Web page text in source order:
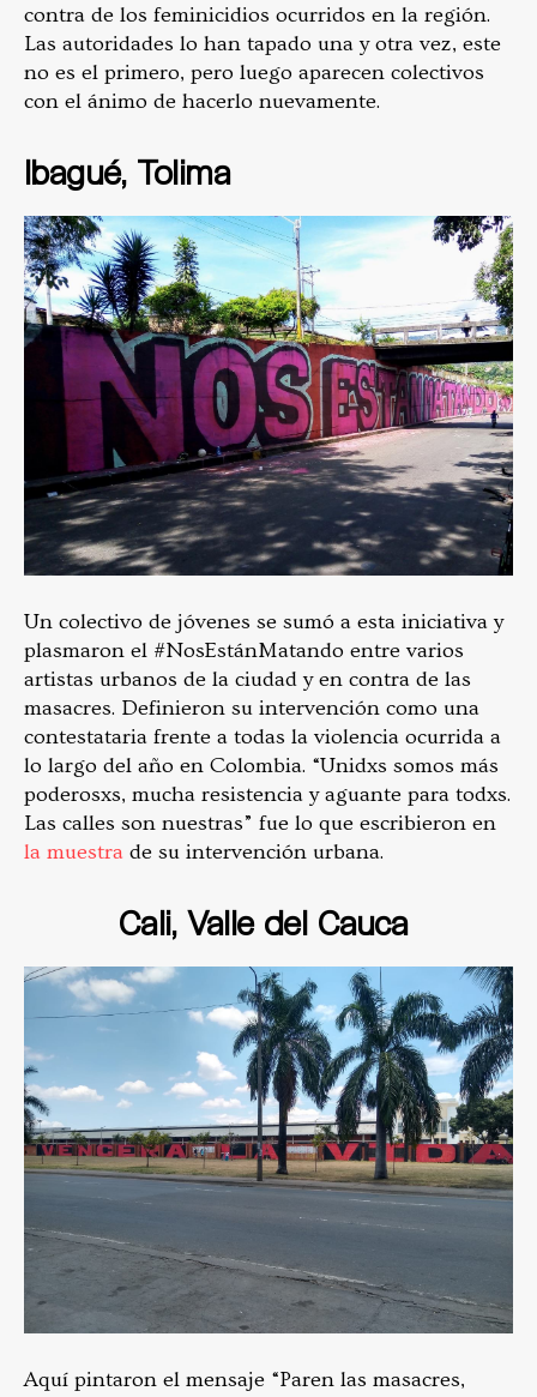
contra de los feminicidios ocurridos en la región.
Las autoridades lo han tapado una y otra vez, este
no es el primero, pero luego aparecen colectivos
con el ánimo de hacerlo nuevamente.
Ibagué, Tolima
Un colectivo de jóvenes se sumó a esta iniciativa y
plasmaron el #NosEstánMatando entre varios
artistas urbanos de la ciudad y en contra de las
masacres. Definieron su intervención como una
contestataria frente a todas la violencia ocurrida a
lo largo del año en Colombia. “Unidxs somos más
poderosxs, mucha resistencia y aguante para todxs.
Las calles son nuestras” fue lo que escribieron en
la muestra de su intervención urbana.
Cali, Valle del Cauca
Aquí pintaron el mensaje “Paren las masacres,